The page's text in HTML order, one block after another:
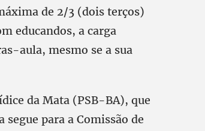
de 2/3 (dois terços)
educandos, a carga
aula, mesmo se a sua
da Mata (PSB-BA), que
para a Comissão de